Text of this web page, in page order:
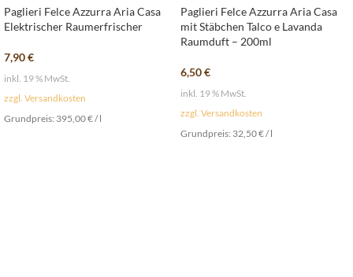
Paglieri Felce Azzurra Aria Casa
Elektrischer Raumerfrischer
7,90€
inkl. 19 % MwSt.
zzgl. Versandkosten
Grundpreis: 395,00€/l
Paglieri Felce Azzurra Aria Casa
mit Stäbchen Talco e Lavanda
Raumduft – 200ml
6,50€
inkl. 19 % MwSt.
zzgl. Versandkosten
Grundpreis: 32,50€/l